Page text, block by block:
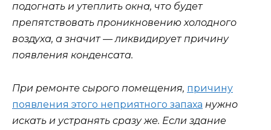
подогнать и утеплить окна, что будет
препятствовать проникновению холодного
воздуха, а значит — ликвидирует причину
появления конденсата.
При ремонте сырого помещения, причину
появления этого неприятного запаха нужно
искать и устранять сразу же. Если здание